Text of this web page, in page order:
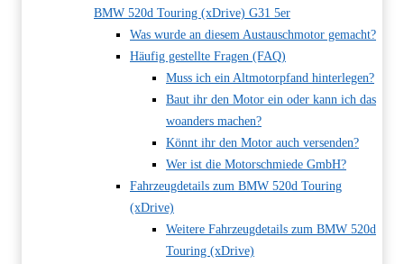
BMW 520d Touring (xDrive) G31 5er
Was wurde an diesem Austauschmotor gemacht?
Häufig gestellte Fragen (FAQ)
Muss ich ein Altmotorpfand hinterlegen?
Baut ihr den Motor ein oder kann ich das
woanders machen?
Könnt ihr den Motor auch versenden?
Wer ist die Motorschmiede GmbH?
Fahrzeugdetails zum BMW 520d Touring
(xDrive)
Weitere Fahrzeugdetails zum BMW 520d
Touring (xDrive)